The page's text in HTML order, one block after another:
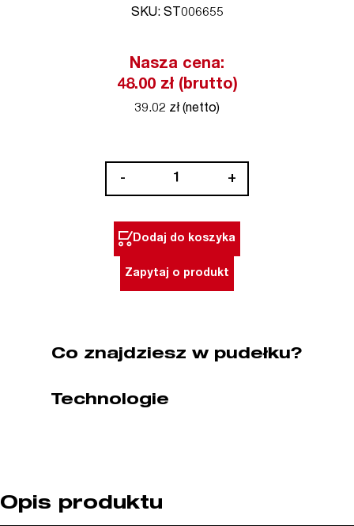
SKU: ST006655
Nasza cena:
48.00 zł (brutto)
39.02 zł (netto)
-
do
kabli
(nr
006655)
+
Dodaj do koszyka
Zapytaj o produkt
Co znajdziesz w pudełku?
Technologie
Opis produktu